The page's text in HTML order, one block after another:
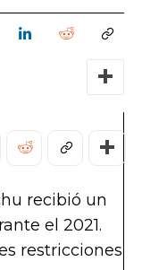
recibió un
el 2021.
restricciones